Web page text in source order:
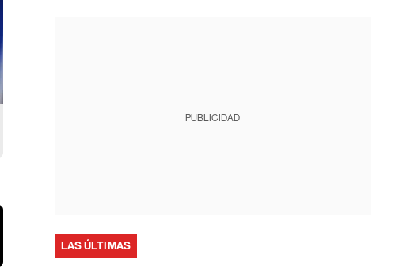
PUBLICIDAD
LAS ÚLTIMAS